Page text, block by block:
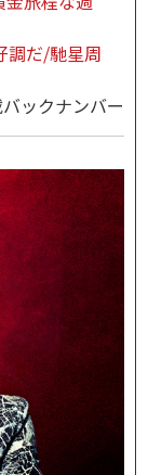
調だ/馳星周
ックナンバー